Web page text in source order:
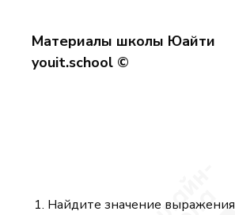
Материалы школы Юайти
youit.school ©
Найдите значение выражения